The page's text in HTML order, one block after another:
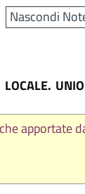
Nascondi
apportate